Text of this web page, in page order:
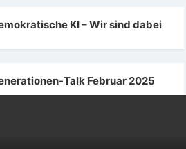
KI – Wir sind dabei
Talk Februar 2025